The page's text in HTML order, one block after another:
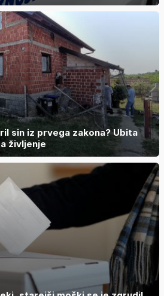
sin iz prvega zakona? Ubita
življenje